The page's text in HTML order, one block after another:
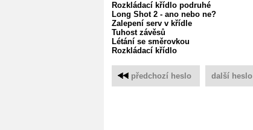
Rozkládací křídlo podruhé
Long Shot 2 - ano nebo ne?
Zalepení serv v křídle
Tuhost závěsů
Létání se směrovkou
Rozkládací křídlo
předchozí heslo další heslo